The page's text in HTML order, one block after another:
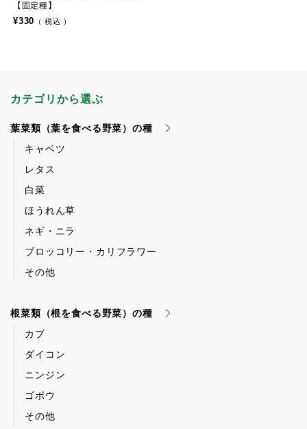
【固定種】
¥330 税込
カテゴリから選ぶ
葉菜類（葉を食べる野菜）の種
キャベツ
レタス
白菜
ほうれん草
ネギ・ニラ
ブロッコリー・カリフラワー
その他
根菜類（根を食べる野菜）の種
カブ
ダイコン
ニンジン
ゴボウ
その他